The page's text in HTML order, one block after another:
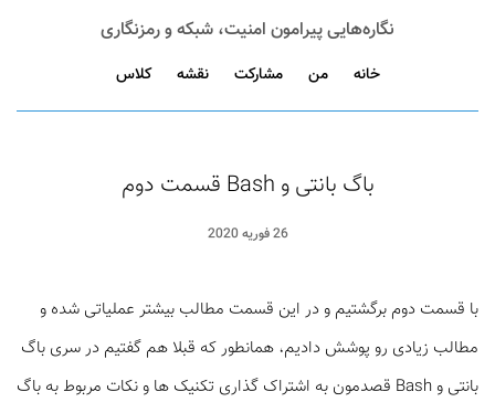
نگاره‌هایی پیرامون امنیت، شبکه و رمزنگاری
خانه من مشارکت نقشه کلاس
باگ بانتی و Bash قسمت دوم
26 فوریه 2020
با قسمت دوم برگشتیم و در این قسمت مطالب بیشتر عملیاتی شده و
مطالب زیادی رو پوشش دادیم، همانطور که قبلا هم گفتیم در سری باگ
بانتی و Bash قصدمون به اشتراک گذاری تکنیک ها و نکات مربوط به باگ